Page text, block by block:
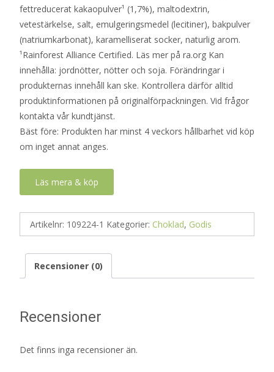
fettreducerat kakaopulver¹ (1,7%), maltodextrin,
vetestärkelse, salt, emulgeringsmedel (lecitiner), bakpulver
(natriumkarbonat), karamelliserat socker, naturlig arom.
¹Rainforest Alliance Certified. Läs mer på ra.org Kan
innehålla: jordnötter, nötter och soja. Förändringar i
produkternas innehåll kan ske. Kontrollera därför alltid
produktinformationen på originalförpackningen. Vid frågor
kontakta vår kundtjänst.
Bäst före: Produkten har minst 4 veckors hållbarhet vid köp
om inget annat anges.
Läs mera & köp
Artikelnr: 109224-1 Kategorier: Choklad, Godis
Recensioner (0)
Recensioner
Det finns inga recensioner än.